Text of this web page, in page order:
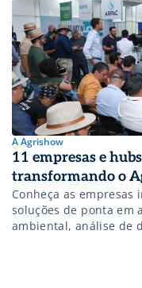
A Agrishow
11 empresas e
transformando o
Conheça as
soluções de ponta em
ambiental, análise de